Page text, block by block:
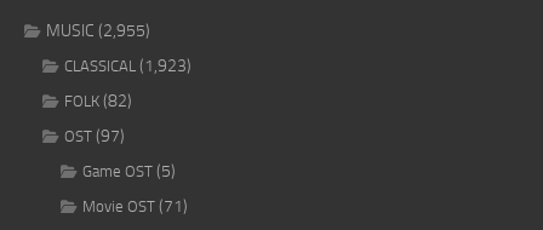
MUSIC (2,955)
CLASSICAL (1,923)
FOLK (82)
OST (97)
Game OST (5)
Movie OST (71)